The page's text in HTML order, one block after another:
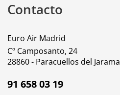
Contacto
Euro Air Madrid
Cº Camposanto, 24
28860 - Paracuellos del Jarama
91 658 03 19